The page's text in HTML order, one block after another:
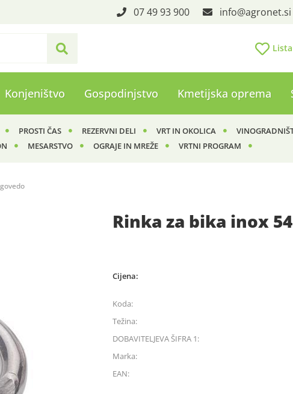
07 49 93 900 info agronet.si
Konjeništvo Gospodinjstvo Kmetijska oprema
PROSTI ČAS REZERVNI DELI VRT IN OKOLICA
MESARSTVO OGRAJE IN MREŽE VRTNI PROGRAM
Rinka za bika inox
Cijena:
Koda:
Težina:
DOBAVITELJEVA ŠIFRA 1:
Marka:
EAN: